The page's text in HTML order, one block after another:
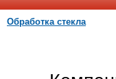
Обработка стекла